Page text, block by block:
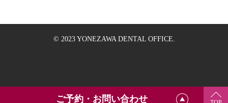
© 2023 YONEZAWA DENTAL OFFICE.
ご予約・お問い合わせ